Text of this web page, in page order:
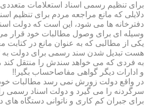
برای تنظیم رسمی اسناد استعلامات
دلایلی که مانع مراجعه مردم برای تنظیم
دفترخانه ها می شود، این است که دولت
وسیله ای برای وصول مطالبات خود قرار
یکی از مطالبی که به عنوان مانع در
هست تبدیل شدن سند رسمی برای دولت به
به فردی که می خواهد سندش را منتقل کند
و ادارات دیگر گواهی مفاصاحساب بگیر!!
در واقع دولت زورش نمی رسد مطالبات
سرگردنه را می گیرد و دولت اسناد رسمی
برای جبران کم کاری و ناتوانی دستگاه های